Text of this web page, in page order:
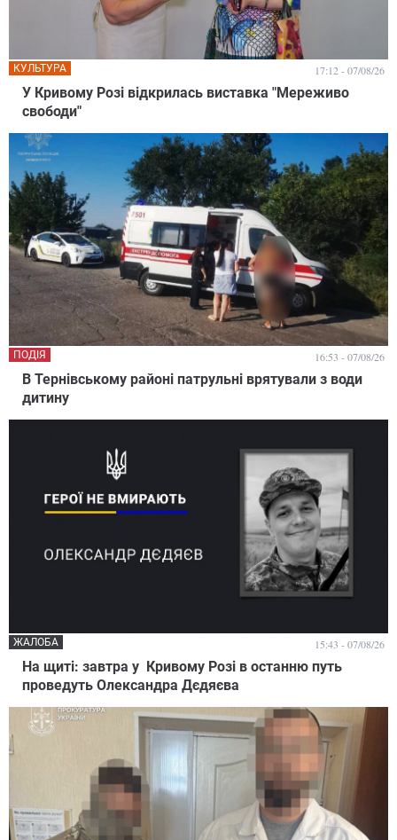
У Кривому Розі відкрилась виставка "Мереживо
свободи"
КУЛЬТУРА 17:12 - 07/08/26
В Тернівському районі патрульні врятували з води
дитину
ПОДІЯ 16:53 - 07/08/26
На щиті: завтра у Кривому Розі в останню путь
проведуть Олександра Дєдяєва
ЖАЛОБА 15:43 - 07/08/26